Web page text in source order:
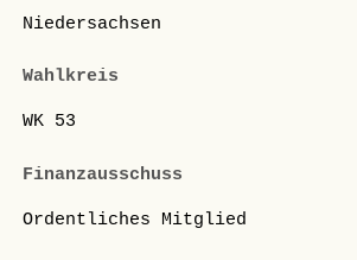
Niedersachsen
Wahlkreis
WK 53
Finanzausschuss
Ordentliches Mitglied